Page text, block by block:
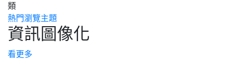
【新北市立圖書館淡水分館】 115年8月表
演活動 :《 蘋果劇團【嬌滴滴與髒兮兮】》
【新北市立圖書館總館】8/15 生活心性智
類
熱門瀏覽主題
資訊圖像化
看更多